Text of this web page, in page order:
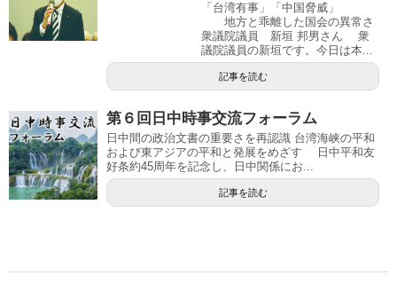
「台湾有事」「中国脅威」
地方と乖離した国会の異常さ
衆議院議員 新垣 邦男さん 衆
議院議員の新垣です。今日は本...
記事を読む
第６回日中時事交流フォーラム
日中間の政治文書の重要さを再認識 台湾海峡の平和
および東アジアの平和と発展をめざす 日中平和友
好条約45周年を記念し、日中関係にお...
記事を読む